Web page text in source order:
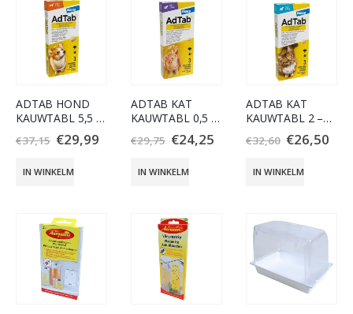
ADTAB HOND
KAUWTABL 5,5 –
11KG 3 TABLET
€37,15 €29,99
IN WINKELMAND
ADTAB KAT
KAUWTABL 0,5 –
2KG 3 TABLET
€29,75 €24,25
IN WINKELMAND
ADTAB KAT
KAUWTABL 2 –
8KG 3 TABLET
€32,60 €26,50
IN WINKELMAND